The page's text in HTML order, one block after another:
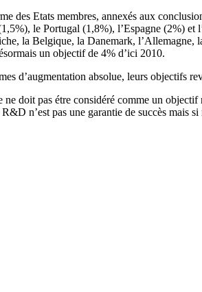
des Etats membres, annexés aux
le Portugal (1,8%), l’Espagne (2%) et
la Belgique, la Danemark,
un objectif de 4% d’ici 2010.
d’augmentation absolue, leurs objectifs
doit pas étre considéré comme un
n’est pas une garantie de succès mais